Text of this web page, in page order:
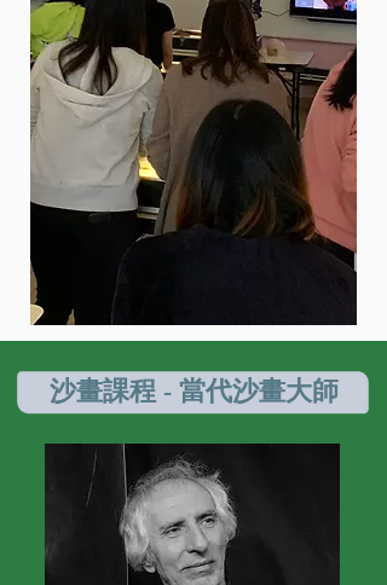
沙畫課程 - 當代沙畫大師